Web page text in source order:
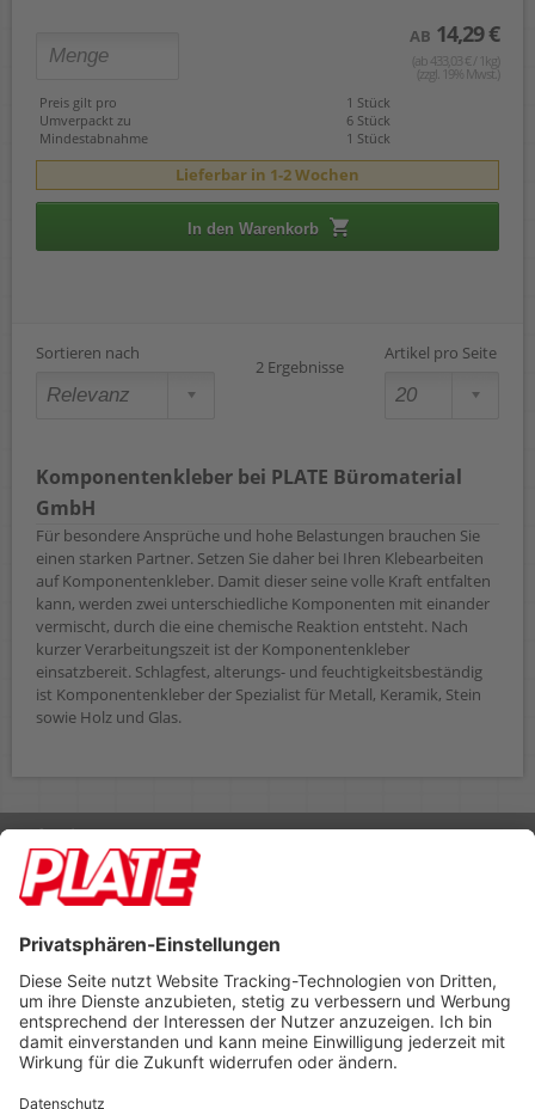
AB 14,29 €
(ab 433,03 € / 1kg)
(zzgl. 19% Mwst.)
Preis gilt pro
1 Stück
Umverpackt zu
6 Stück
Mindestabnahme
1 Stück
Lieferbar in 1-2 Wochen
In den Warenkorb
Sortieren nach
2 Ergebnisse
Artikel pro Seite
Komponentenkleber bei PLATE Büromaterial
GmbH
Für besondere Ansprüche und hohe Belastungen brauchen Sie
einen starken Partner. Setzen Sie daher bei Ihren Klebearbeiten
auf Komponentenkleber. Damit dieser seine volle Kraft entfalten
kann, werden zwei unterschiedliche Komponenten mit einander
vermischt, durch die eine chemische Reaktion entsteht. Nach
kurzer Verarbeitungszeit ist der Komponentenkleber
einsatzbereit. Schlagfest, alterungs- und feuchtigkeitsbeständig
ist Komponentenkleber der Spezialist für Metall, Keramik, Stein
sowie Holz und Glas.
Rufen Sie uns an 04298 401-0
Lieferbedingungen Impressum
Footer anzeigen
PLATE Büromaterial Vertriebs GmbH
Hilligenwarf 5